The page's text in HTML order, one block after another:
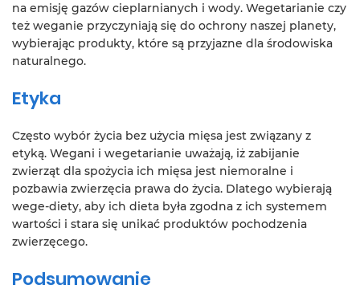
na emisję gazów cieplarnianych i wody. Wegetarianie czy
też weganie przyczyniają się do ochrony naszej planety,
wybierając produkty, które są przyjazne dla środowiska
naturalnego.
Etyka
Często wybór życia bez użycia mięsa jest związany z
etyką. Wegani i wegetarianie uważają, iż zabijanie
zwierząt dla spożycia ich mięsa jest niemoralne i
pozbawia zwierzęcia prawa do życia. Dlatego wybierają
wege-diety, aby ich dieta była zgodna z ich systemem
wartości i stara się unikać produktów pochodzenia
zwierzęcego.
Podsumowanie